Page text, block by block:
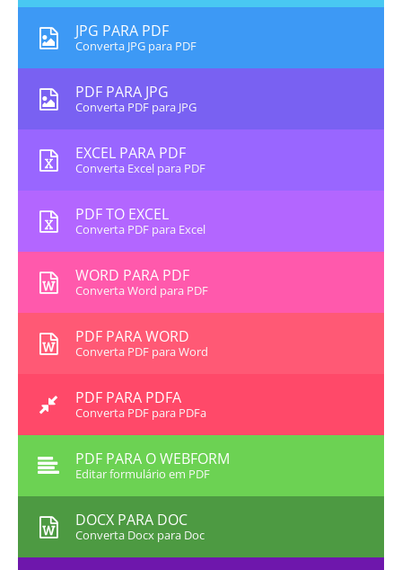
JPG PARA PDF
Converta JPG para PDF
PDF PARA JPG
Converta PDF para JPG
EXCEL PARA PDF
Converta Excel para PDF
PDF TO EXCEL
Converta PDF para Excel
WORD PARA PDF
Converta Word para PDF
PDF PARA WORD
Converta PDF para Word
PDF PARA PDFA
Converta PDF para PDFa
PDF PARA O WEBFORM
Editar formulário em PDF
DOCX PARA DOC
Converta Docx para Doc